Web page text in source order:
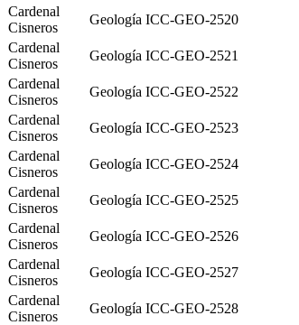
Cardenal
Cisneros
Geología ICC-GEO-2520
Cardenal
Cisneros
Geología ICC-GEO-2521
Cardenal
Cisneros
Geología ICC-GEO-2522
Cardenal
Cisneros
Geología ICC-GEO-2523
Cardenal
Cisneros
Geología ICC-GEO-2524
Cardenal
Cisneros
Geología ICC-GEO-2525
Cardenal
Cisneros
Geología ICC-GEO-2526
Cardenal
Cisneros
Geología ICC-GEO-2527
Cardenal
Cisneros
Geología ICC-GEO-2528